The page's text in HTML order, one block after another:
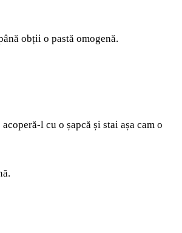
obții o pastă omogenă.
l cu o șapcă și stai așa cam o